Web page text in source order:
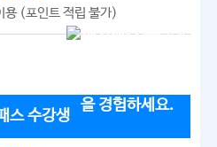
용 (포인트 적립 불가)
스 수강생